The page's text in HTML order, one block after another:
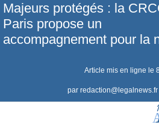
Majeurs protégés : la
Paris propose un
accompagnement pour la
Article mis en ligne le
par redaction@legalnews.fr